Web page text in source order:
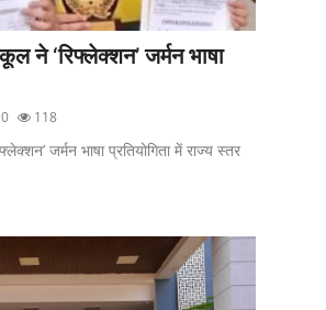
ने ‘रिफ्लेक्शन’ जर्मन भाषा
118
जर्मन भाषा प्रतियोगिता में राज्य स्तर